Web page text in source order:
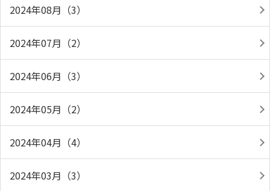
2024年08月（3）
2024年07月（2）
2024年06月（3）
2024年05月（2）
2024年04月（4）
2024年03月（3）